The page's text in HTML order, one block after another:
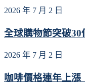
2026 年 7 月 2 日
全球購物節突破
2026 年 7 月 2 日
咖啡價格連年上